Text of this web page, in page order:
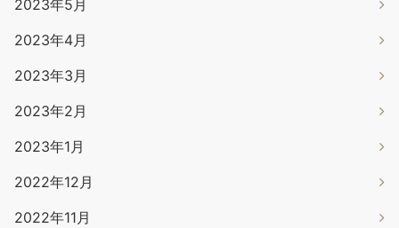
2023年5月
2023年4月
2023年3月
2023年2月
2023年1月
2022年12月
2022年11月